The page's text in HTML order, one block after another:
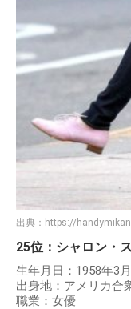
出典： https://
25位：シャロン・
生年月日：1958年3
出身地：アメリカ合
職業：女優